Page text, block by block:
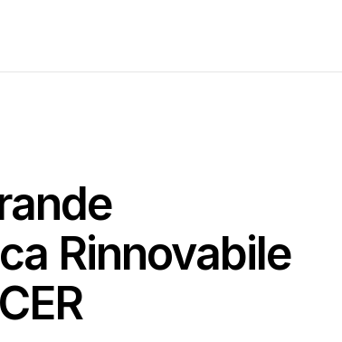
Rinnovabile